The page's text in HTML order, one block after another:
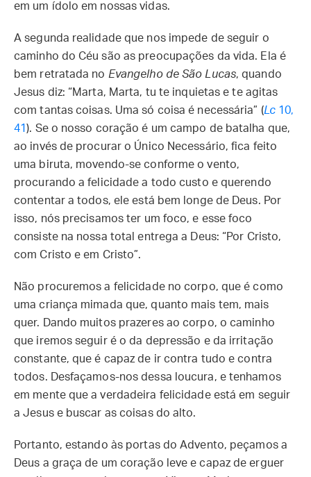
em um ídolo em nossas vidas.
A segunda realidade que nos impede de seguir o
caminho do Céu são as preocupações da vida. Ela é
bem retratada no Evangelho de São Lucas, quando
Jesus diz: “Marta, Marta, tu te inquietas e te agitas
com tantas coisas. Uma só coisa é necessária” (Lc10,
41). Se o nosso coração é um campo de batalha que,
ao invés de procurar o Único Necessário, fica feito
uma biruta, movendo-se conforme o vento,
procurando a felicidade a todo custo e querendo
contentar a todos, ele está bem longe de Deus. Por
isso, nós precisamos ter um foco, e esse foco
consiste na nossa total entrega a Deus: “Por Cristo,
com Cristo e em Cristo”.
Não procuremos a felicidade no corpo, que é como
uma criança mimada que, quanto mais tem, mais
quer. Dando muitos prazeres ao corpo, o caminho
que iremos seguir é o da depressão e da irritação
constante, que é capaz de ir contra tudo e contra
todos. Desfaçamos-nos dessa loucura, e tenhamos
em mente que a verdadeira felicidade está em seguir
a Jesus e buscar as coisas do alto.
Portanto, estando às portas do Advento, peçamos a
Deus a graça de um coração leve e capaz de erguer